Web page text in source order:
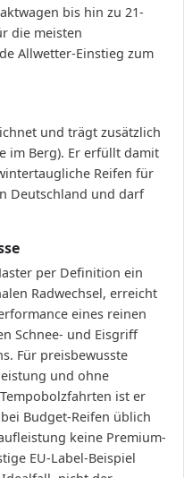
bis hin zu 21-
die meisten
Allwetter-Einstieg zum
und trägt zusätzlich
im Berg). Er erfüllt damit
Reifen für
Deutschland und darf
per Definition ein
Radwechsel, erreicht
eines reinen
Schnee- und Eisgriff
Für preisbewusste
und ohne
ist er
Budget-Reifen üblich
keine Premium-
EU-Label-Beispiel